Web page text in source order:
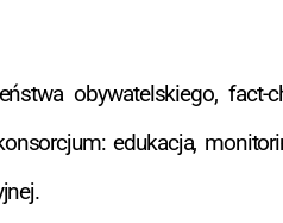
obywatelskiego,
edukacja,